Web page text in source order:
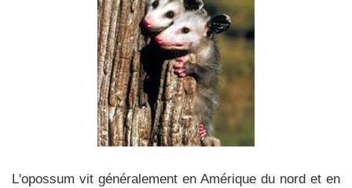
L'opossum vit généralement en Amérique du nord et en